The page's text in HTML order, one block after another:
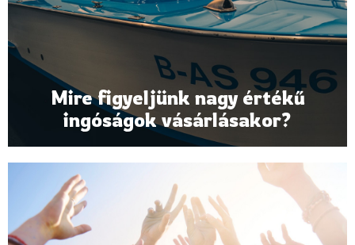
Mire figyeljünk nagy értékű
ingóságok vásárlásakor?